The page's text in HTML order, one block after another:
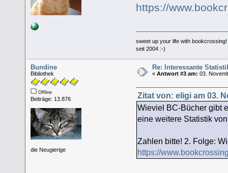
https://
sweet up your life with bookcrossing!
seit 2004 :-)
Bundine
Bibliothek
Offline
Beiträge: 13.876
die Neugierige
Re: Interessante
«Antwort #3 am: 03.
Zitat von: eligi am 03.
Wieviel BC-Bücher gibt
eine weitere Statistik
Zahlen bitte! 2. Folge:
https://